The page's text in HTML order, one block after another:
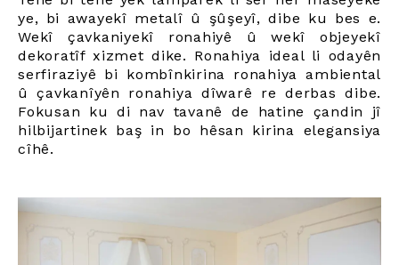
ye, bi awayekî metalî û şûşeyî, dibe ku bes e.
Wekî çavkaniyekî ronahiyê û wekî objeyekî
dekoratîf xizmet dike. Ronahiya ideal li odayên
serfiraziyê bi kombînkirina ronahiya ambiental
û çavkanîyên ronahiya dîwarê re derbas dibe.
Fokusan ku di nav tavanê de hatine çandin jî
hilbijartinek baş in bo hêsan kirina elegansiya
cîhê.